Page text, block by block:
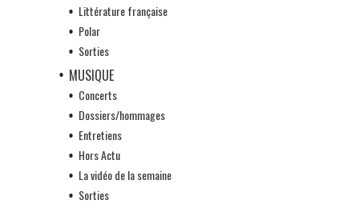
Littérature française
Polar
Sorties
MUSIQUE
Concerts
Dossiers/hommages
Entretiens
Hors Actu
La vidéo de la semaine
Sorties